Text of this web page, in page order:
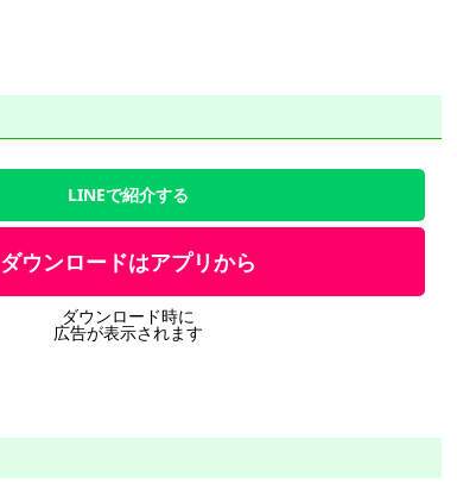
LINEで紹介する
ダウンロードはアプリから
ダウンロード時に
広告が表示されます